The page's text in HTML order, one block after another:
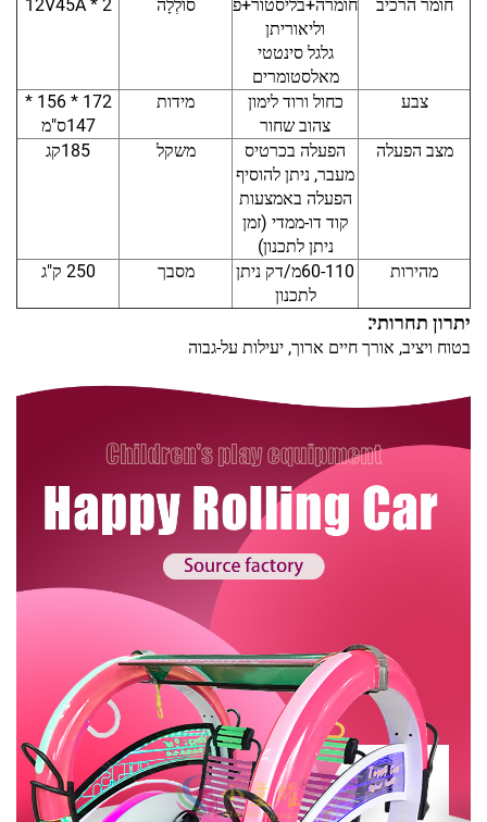
חומר הרכיב
חומרה+בליסטור+פ
וליאוריתן
גלגל סינטטי
מאלסטומרים
סוֹלְלָה 12V45A * 2
צבע
כחול ורוד לימון
צהוב שחור
מידות
172 * 156 *
147ס"מ
מצב הפעלה
הפעלה בכרטיס
מעבר, ניתן להוסיף
הפעלה באמצעות
קוד דו-ממדי (זמן
ניתן לתכנון)
משקל 185קג
מהירות
60-110מ/דק ניתן
לתכנון
מסבך 250 ק"ג
יתרון תחרותי:
בטוח ויציב, אורך חיים ארוך, יעילות על-גבוה